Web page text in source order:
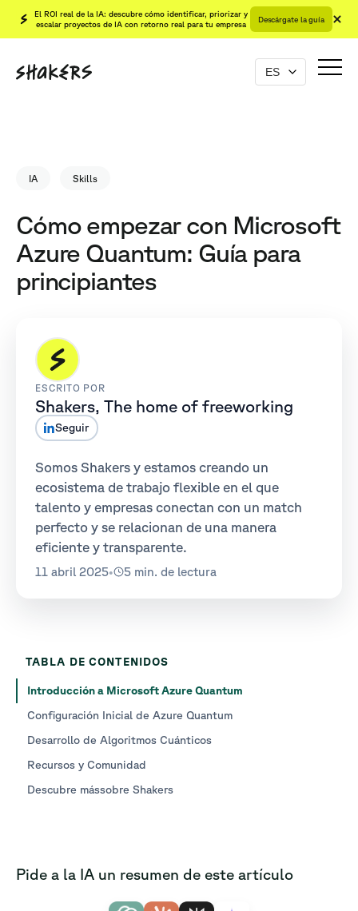
El ROI real de la IA: descubre cómo identificar, priorizar y
escalar proyectos de IA con retorno real para tu empresa
Descárgate la guía
IA Skills
Cómo empezar con Microsoft
Azure Quantum: Guía para
principiantes
ESCRITO POR
Shakers, The home of freeworking
Seguir
Somos Shakers y estamos creando un
ecosistema de trabajo flexible en el que
talento y empresas conectan con un match
perfecto y se relacionan de una manera
eficiente y transparente.
11 abril 2025• 5 min. de lectura
TABLA DE CONTENIDOS
Introducción a Microsoft Azure Quantum
Configuración Inicial de Azure Quantum
Desarrollo de Algoritmos Cuánticos
Recursos y Comunidad
Descubre mássobre Shakers
Pide a la IA un resumen de este artículo